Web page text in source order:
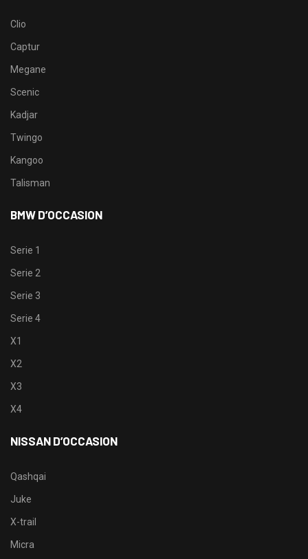
Clio
Captur
Megane
Scenic
Kadjar
Twingo
Kangoo
Talisman
BMW D’OCCASION
Serie 1
Serie 2
Serie 3
Serie 4
X1
X2
X3
X4
NISSAN D’OCCASION
Qashqai
Juke
X-trail
Micra